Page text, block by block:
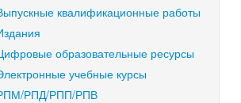
квалификационные работы
образовательные ресурсы
учебные курсы
РПД/РПП/РПВ